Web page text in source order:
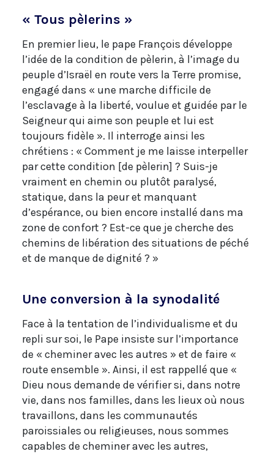
« Tous pèlerins »
En premier lieu, le pape François développe
l’idée de la condition de pèlerin, à l’image du
peuple d’Israël en route vers la Terre promise,
engagé dans « une marche difficile de
l’esclavage à la liberté, voulue et guidée par le
Seigneur qui aime son peuple et lui est
toujours fidèle ». Il interroge ainsi les
chrétiens : « Comment je me laisse interpeller
par cette condition [de pèlerin] ? Suis-je
vraiment en chemin ou plutôt paralysé,
statique, dans la peur et manquant
d’espérance, ou bien encore installé dans ma
zone de confort ? Est-ce que je cherche des
chemins de libération des situations de péché
et de manque de dignité ? »
Une conversion à la synodalité
Face à la tentation de l’individualisme et du
repli sur soi, le Pape insiste sur l’importance
de « cheminer avec les autres » et de faire «
route ensemble ». Ainsi, il est rappellé que «
Dieu nous demande de vérifier si, dans notre
vie, dans nos familles, dans les lieux où nous
travaillons, dans les communautés
paroissiales ou religieuses, nous sommes
capables de cheminer avec les autres,